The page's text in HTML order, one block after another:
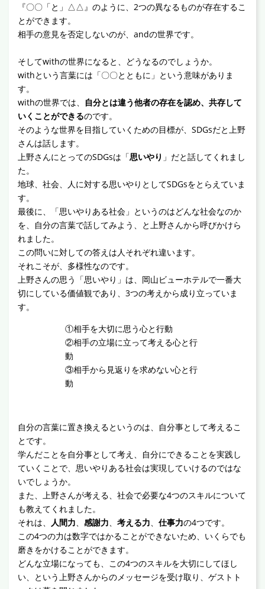
『〇〇「と」△△』のように、2つの異なるものが存在するこ
とができます。
相手の意見を否定しないのが、andの世界です。
そしてwithの世界になると、どうなるのでしょうか。
withという言葉には「〇〇とともに」という意味がありま
す。
withの世界では、
自分とは違う他者の存在を認め、共存して
いくことができるのです。
そのような世界を目指していくための目標が、SDGsだと上野
さんは話します。
上野さんにとってのSDGsは「思いやり 」だと話してくれまし
た。
地球、社会、人に対する思いやりとしてSDGsをとらえていま
す。
最後に、「思いやりある社会」というのはどんな社会なのか
を、自分の言葉で話してみよう、と上野さんから呼びかけら
れました。
この問いに対しての答えは人それぞれ違います。
それこそが、多様性なのです。
上野さんの思う「思いやり」は、岡山ビューホテルで一番大
切にしている価値観であり、3つの考えから成り立っていま
す。
①相手を大切に思う心と行動
②相手の立場に立って考える心と行
動
③相手から見返りを求めない心と行
動
自分の言葉に置き換えるというのは、自分事として考えるこ
とです。
学んだことを自分事として考え、自分にできることを実践し
ていくことで、思いやりある社会は実現していけるのではな
いでしょうか。
また、上野さんが考える、社会で必要な4つのスキルについて
も教えてくれました。
それは、
人間力、 感謝力、 考える力、 仕事力の4つです。
この4つの力は数字ではかることができないため、いくらでも
磨きをかけることができます。
どんな立場になっても、この4つのスキルを大切にしてほし
い、という上野さんからのメッセージを受け取り、ゲストト